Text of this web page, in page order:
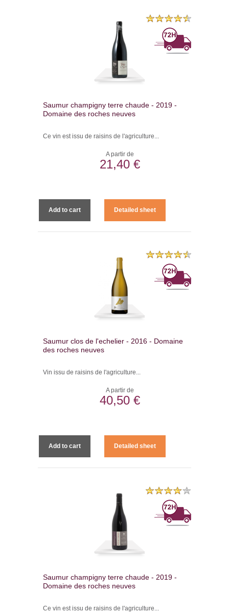
Saumur champigny terre chaude - 2019 -
Domaine des roches neuves
Ce vin est issu de raisins de l'agriculture...
A partir de
21,40 €
Add to cart Detailed sheet
Saumur clos de l'echelier - 2016 - Domaine
des roches neuves
Vin issu de raisins de l'agriculture...
A partir de
40,50 €
Add to cart Detailed sheet
Saumur champigny terre chaude - 2019 -
Domaine des roches neuves
Ce vin est issu de raisins de l'agriculture...